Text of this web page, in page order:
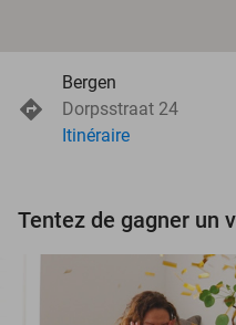
Bergen
Dorpsstraat 24
Itinéraire